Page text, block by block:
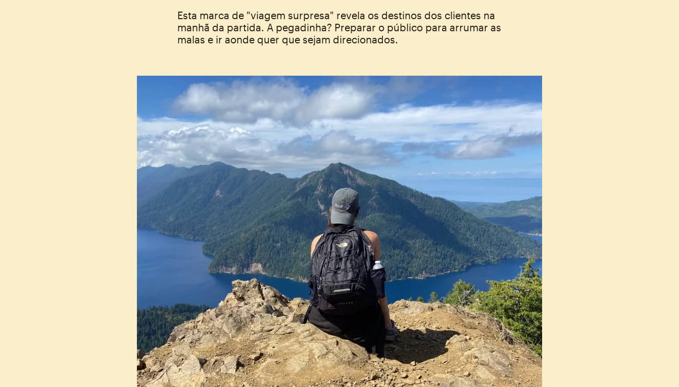
Esta marca de "viagem surpresa" revela os destinos dos clientes na
manhã da partida. A pegadinha? Preparar o público para arrumar as
malas e ir aonde quer que sejam direcionados.